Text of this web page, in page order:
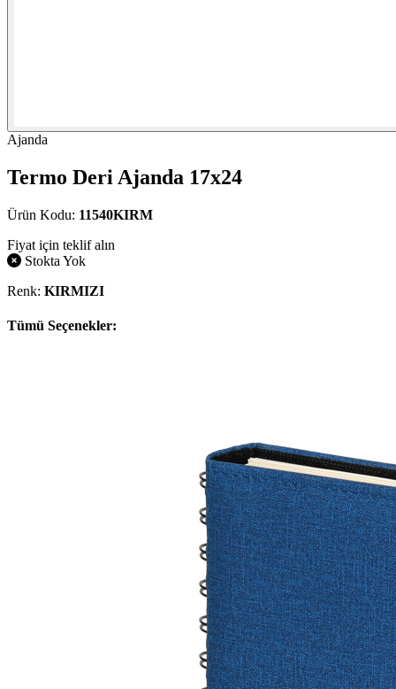
Ajanda
Termo Deri Ajanda 17x24
Ürün Kodu: 11540KIRM
Fiyat için teklif alın
Stokta Yok
Renk: KIRMIZI
Tümü Seçenekler: